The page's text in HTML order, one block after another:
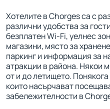
Хотелите в Chorges са с
различни удобства за
безплатен Wi-Fi, уелнес
магазини, място за
паркинг и информация за
атракции в района. Някои
от и до летището.
които насърчават
забележителности в